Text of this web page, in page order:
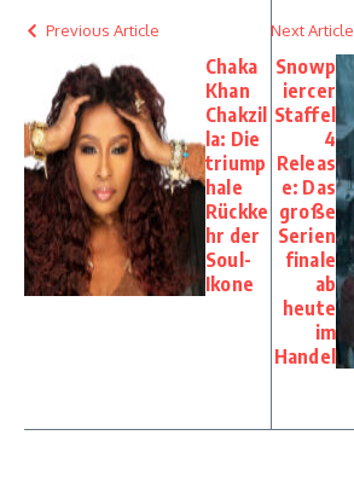
Previous Article
Chaka
Khan
Chakzil
la: Die
triump
hale
Rückke
hr der
Soul-
Ikone
Next Article
Snowp
iercer
Staffel
4
Releas
e: Das
große
Serien
finale
ab
heute
im
Handel